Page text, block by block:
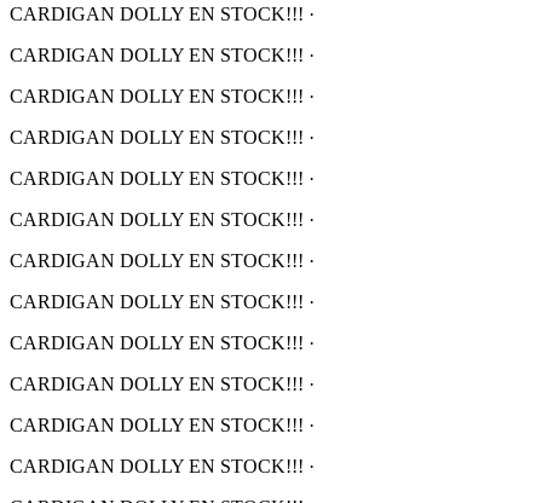
CARDIGAN DOLLY EN STOCK!!! ·
CARDIGAN DOLLY EN STOCK!!! ·
CARDIGAN DOLLY EN STOCK!!! ·
CARDIGAN DOLLY EN STOCK!!! ·
CARDIGAN DOLLY EN STOCK!!! ·
CARDIGAN DOLLY EN STOCK!!! ·
CARDIGAN DOLLY EN STOCK!!! ·
CARDIGAN DOLLY EN STOCK!!! ·
CARDIGAN DOLLY EN STOCK!!! ·
CARDIGAN DOLLY EN STOCK!!! ·
CARDIGAN DOLLY EN STOCK!!! ·
CARDIGAN DOLLY EN STOCK!!! ·